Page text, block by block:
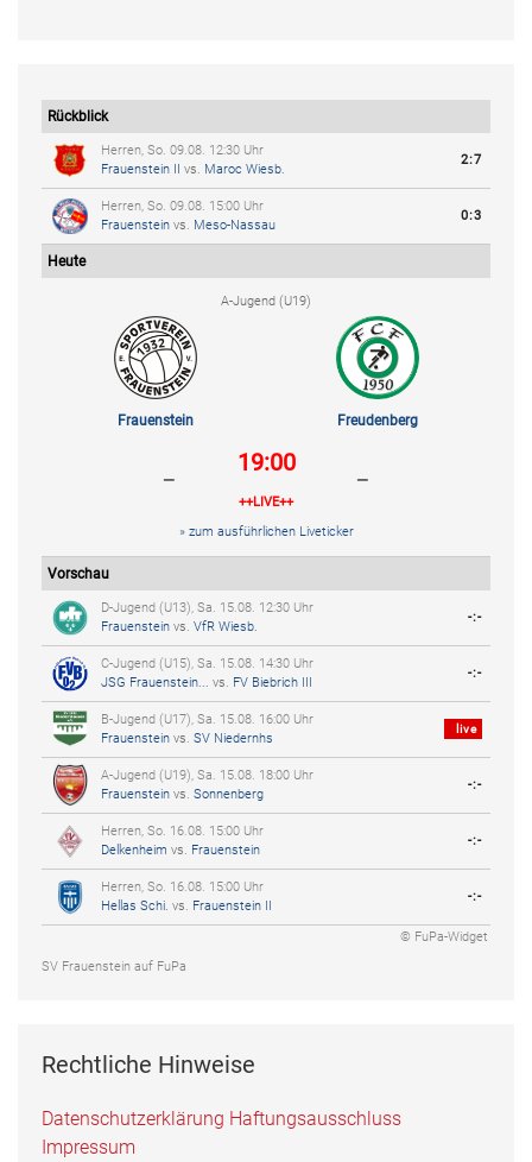
Rückblick
Herren, So. 09.08. 12:30 Uhr
Frauenstein II vs. Maroc Wiesb.
2:7
Herren, So. 09.08. 15:00 Uhr
Frauenstein vs. Meso-Nassau
0:3
Heute
A-Jugend (U19)
Frauenstein Freudenberg
- 19:00
++LIVE++ -
» zum ausführlichen Liveticker
Vorschau
D-Jugend (U13), Sa. 15.08. 12:30 Uhr
Frauenstein vs. VfR Wiesb.
-:-
C-Jugend (U15), Sa. 15.08. 14:30 Uhr
JSG Frauenstein... vs. FV Biebrich III
-:-
B-Jugend (U17), Sa. 15.08. 16:00 Uhr
Frauenstein vs. SV Niedernhs
live
A-Jugend (U19), Sa. 15.08. 18:00 Uhr
Frauenstein vs. Sonnenberg
-:-
Herren, So. 16.08. 15:00 Uhr
Delkenheim vs. Frauenstein
-:-
Herren, So. 16.08. 15:00 Uhr
Hellas Schi. vs. Frauenstein II
-:-
© FuPa-Widget
SV Frauenstein auf FuPa
Rechtliche Hinweise
Datenschutzerklärung Haftungsausschluss
Impressum